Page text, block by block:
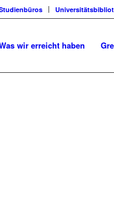
wir erreicht haben